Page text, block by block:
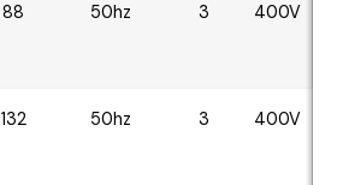
88 50hz 3 400V
132 50hz 3 400V